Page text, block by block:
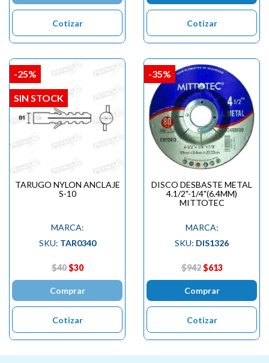
Cotizar Cotizar
TARUGO NYLON ANCLAJE
S-10
MARCA:
SKU: TAR0340
$40 $30
Comprar
Cotizar
-25%
SIN STOCK
DISCO DESBASTE METAL
4.1/2"-1/4"(6.4MM)
MITTOTEC
MARCA:
SKU: DIS1326
$942 $613
Comprar
Cotizar
-35%